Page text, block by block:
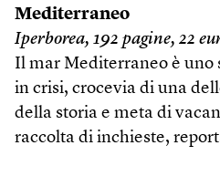
Mediterraneo
Iperborea, 192 pagine, 22
Il mar Mediterraneo è uno
in crisi, crocevia di una
della storia e meta di
raccolta di inchieste,